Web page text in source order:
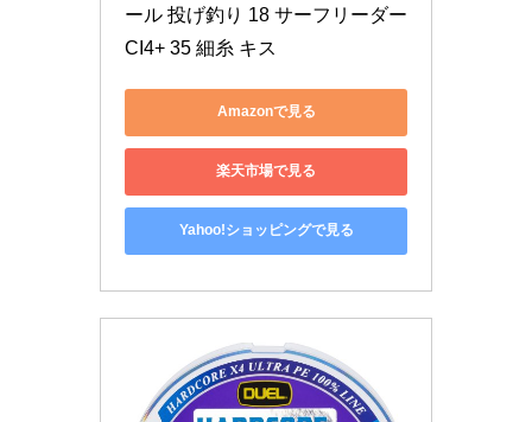
ール 投げ釣り 18 サーフリーダー
CI4+ 35 細糸 キス
Amazonで見る
楽天市場で見る
Yahoo!ショッピングで見る